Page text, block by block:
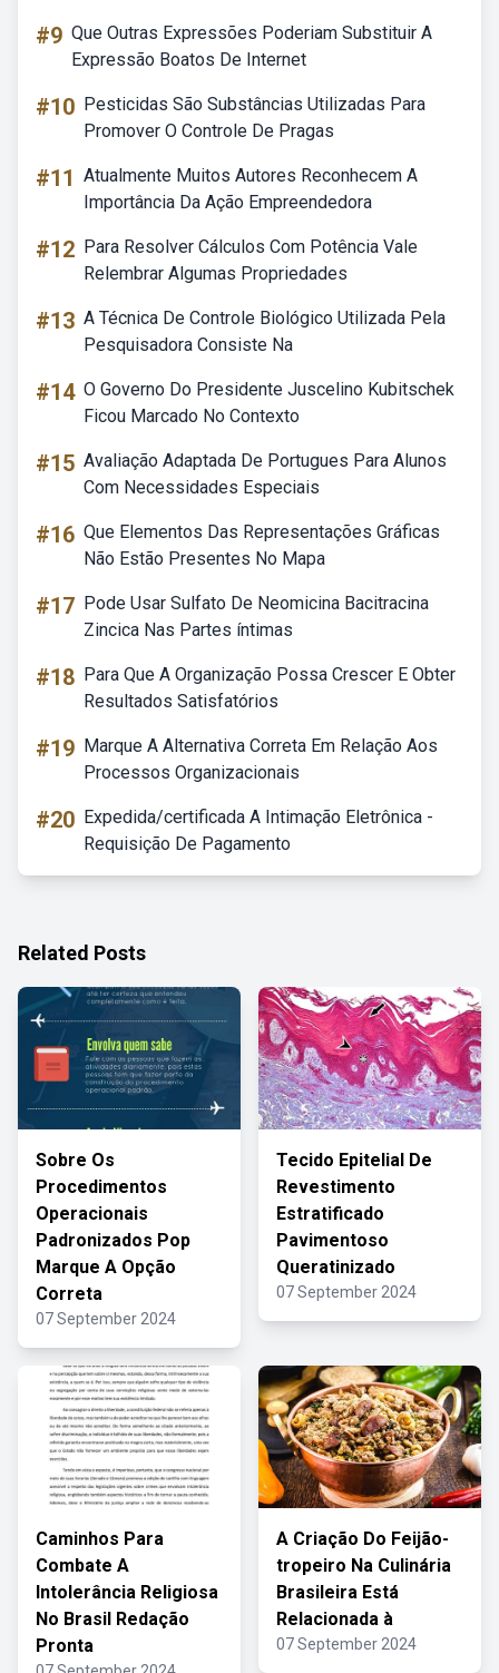
#9 Que Outras Expressões Poderiam Substituir A
Expressão Boatos De Internet
#10 Pesticidas São Substâncias Utilizadas Para
Promover O Controle De Pragas
#11 Atualmente Muitos Autores Reconhecem A
Importância Da Ação Empreendedora
#12 Para Resolver Cálculos Com Potência Vale
Relembrar Algumas Propriedades
#13 A Técnica De Controle Biológico Utilizada Pela
Pesquisadora Consiste Na
#14 O Governo Do Presidente Juscelino Kubitschek
Ficou Marcado No Contexto
#15 Avaliação Adaptada De Portugues Para Alunos
Com Necessidades Especiais
#16 Que Elementos Das Representações Gráficas
Não Estão Presentes No Mapa
#17 Pode Usar Sulfato De Neomicina Bacitracina
Zincica Nas Partes íntimas
#18 Para Que A Organização Possa Crescer E Obter
Resultados Satisfatórios
#19 Marque A Alternativa Correta Em Relação Aos
Processos Organizacionais
#20 Expedida/certificada A Intimação Eletrônica -
Requisição De Pagamento
Related Posts
Sobre Os
Procedimentos
Operacionais
Padronizados Pop
Marque A Opção
Correta
07 September 2024
Tecido Epitelial De
Revestimento
Estratificado
Pavimentoso
Queratinizado
07 September 2024
Caminhos Para
Combate A
Intolerância Religiosa
No Brasil Redação
Pronta
A Criação Do Feijão-
tropeiro Na Culinária
Brasileira Está
Relacionada à
07 September 2024